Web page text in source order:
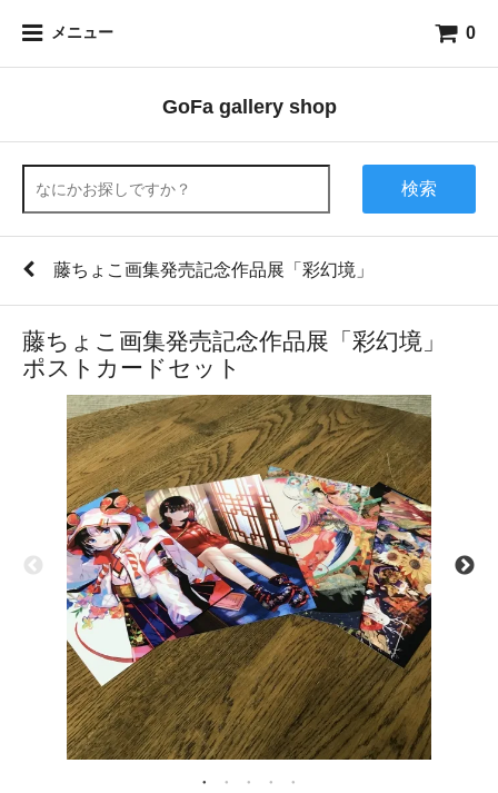
メニュー 0
GoFa gallery shop
検索
藤ちょこ画集発売記念作品展「彩幻境」
藤ちょこ画集発売記念作品展「彩幻境」
ポストカードセット